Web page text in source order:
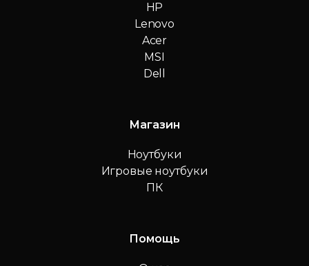
HP
Lenovo
Acer
MSI
Dell
Магазин
Ноутбуки
Игровые ноутбуки
ПК
Помощь